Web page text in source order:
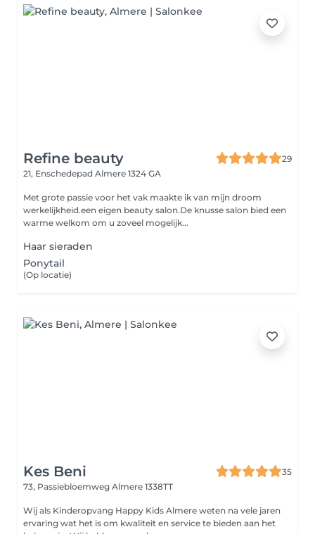
Refine beauty
29
21, Enschedepad Almere 1324 GA
Met grote passie voor het vak maakte ik van mijn droom
werkelijkheid.een eigen beauty salon.De knusse salon bied een
warme welkom om u zoveel mogelijk...
Haar sieraden
Ponytail
(Op locatie)
Kes Beni
35
73, Passiebloemweg Almere 1338TT
Wij als Kinderopvang Happy Kids Almere weten na vele jaren
ervaring wat het is om kwaliteit en service te bieden aan het